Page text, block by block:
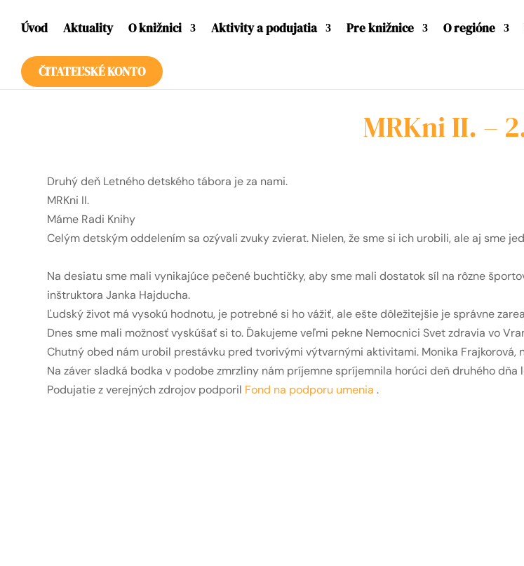
Úvod Aktuality O knižnici Aktivity a podujatia Pre knižnice O regióne
ČITATEĽSKÉ KONTO
MRKni II. –
Druhý deň Letného detského tábora je za nami.
MRKni II.
Máme Radi Knihy
Celým detským oddelením sa ozývali zvuky zvierat. Nielen, že sme si ich urobili, ale aj sme
Na desiatu sme mali vynikajúce pečené buchtičky, aby sme mali dostatok síl na rôzne
inštruktora Janka Hajducha.
Ľudský život má vysokú hodnotu, je potrebné si ho vážiť, ale ešte dôležitejšie je správne
Dnes sme mali možnosť vyskúšať si to. Ďakujeme veľmi pekne Nemocnici Svet zdravia vo
Chutný obed nám urobil prestávku pred tvorivými výtvarnými aktivitami. Monika
Na záver sladká bodka v podobe zmrzliny nám príjemne spríjemnila horúci deň druhého dňa
Podujatie z verejných zdrojov podporil Fond na podporu umenia .